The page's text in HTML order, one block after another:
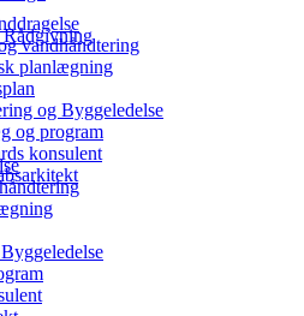
vandhåndtering
planlægning
og Byggeledelse
og program
konsulent